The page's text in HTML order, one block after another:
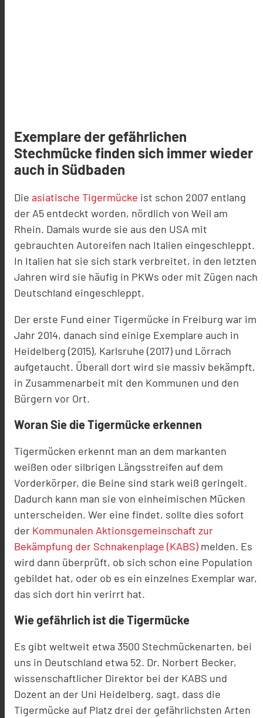
Exemplare der gefährlichen
Stechmücke finden sich immer wieder
auch in Südbaden
Die asiatische Tigermücke ist schon 2007 entlang
der A5 entdeckt worden, nördlich von Weil am
Rhein. Damals wurde sie aus den USA mit
gebrauchten Autoreifen nach Italien eingeschleppt.
In Italien hat sie sich stark verbreitet, in den letzten
Jahren wird sie häufig in PKWs oder mit Zügen nach
Deutschland eingeschleppt.
Der erste Fund einer Tigermücke in Freiburg war im
Jahr 2014, danach sind einige Exemplare auch in
Heidelberg (2015), Karlsruhe (2017) und Lörrach
aufgetaucht. Überall dort wird sie massiv bekämpft,
in Zusammenarbeit mit den Kommunen und den
Bürgern vor Ort.
Woran Sie die Tigermücke erkennen
Tigermücken erkennt man an dem markanten
weißen oder silbrigen Längsstreifen auf dem
Vorderkörper, die Beine sind stark weiß geringelt.
Dadurch kann man sie von einheimischen Mücken
unterscheiden. Wer eine findet, sollte dies sofort
der Kommunalen Aktionsgemeinschaft zur
Bekämpfung der Schnakenplage (KABS) melden. Es
wird dann überprüft, ob sich schon eine Population
gebildet hat, oder ob es ein einzelnes Exemplar war,
das sich dort hin verirrt hat.
Wie gefährlich ist die Tigermücke
Es gibt weltweit etwa 3500 Stechmückenarten, bei
uns in Deutschland etwa 52. Dr. Norbert Becker,
wissenschaftlicher Direktor bei der KABS und
Dozent an der Uni Heidelberg, sagt, dass die
Tigermücke auf Platz drei der gefährlichsten Arten